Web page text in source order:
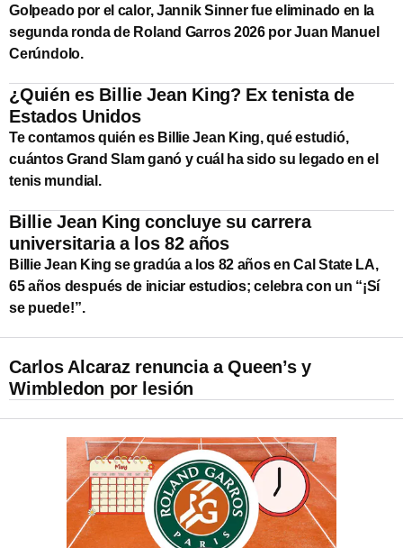
Golpeado por el calor, Jannik Sinner fue eliminado en la
segunda ronda de Roland Garros 2026 por Juan Manuel
Cerúndolo.
¿Quién es Billie Jean King? Ex tenista de
Estados Unidos
Te contamos quién es Billie Jean King, qué estudió,
cuántos Grand Slam ganó y cuál ha sido su legado en el
tenis mundial.
Billie Jean King concluye su carrera
universitaria a los 82 años
Billie Jean King se gradúa a los 82 años en Cal State LA,
65 años después de iniciar estudios; celebra con un “¡Sí
se puede!”.
Carlos Alcaraz renuncia a Queen’s y
Wimbledon por lesión